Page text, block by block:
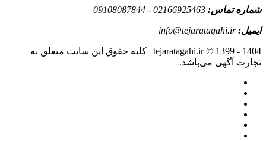
شماره تماس: 02166925463 - 09108087844
ایمیل:info@tejaratagahi.ir
tejaratagahi.ir © 1399 - 1404 | کلیه حقوق این سایت متعلق به
تجارت آگهی می‌باشد.